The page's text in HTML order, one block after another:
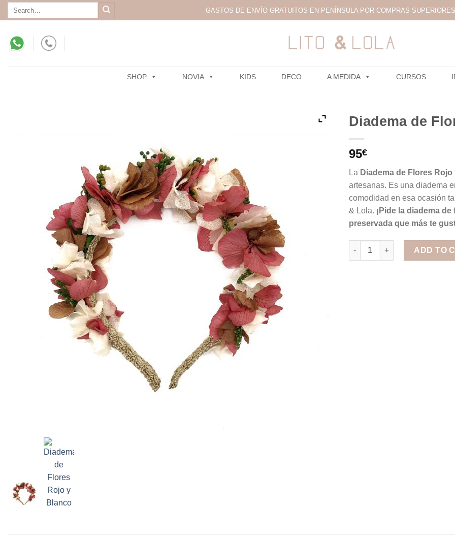
Skip
to
Search
GASTOS DE ENVÍO GRATUITOS EN PENÍNSULA POR COMPRAS
SHOP NOVIA KIDS DECO A MEDIDA CURSOS
Diadema de
95€
La Diadema de Flores
artesanas. Es una diadema
comodidad en esa ocasión
& Lola. ¡Pide la diadema
preservada que más te
Diadema de Flores Rojo y
ADD TO